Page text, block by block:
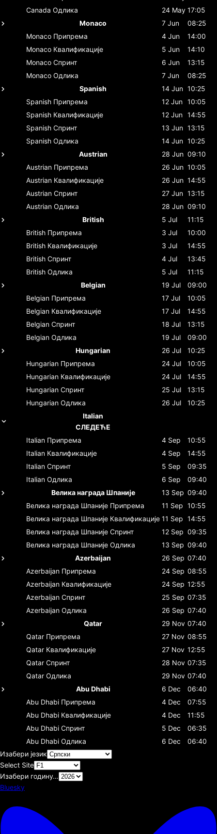
Canada Одлика 24 May 17:05
Monaco
7 Jun
08:25
Monaco Припрема 4 Jun
14:00
Monaco Квалификације 5 Jun
14:10
Monaco Спринт 6 Jun
13:15
Monaco Одлика 7 Jun
08:25
Spanish
14 Jun 10:25
Spanish Припрема 12 Jun 10:05
Spanish Квалификације 12 Jun 14:55
Spanish Спринт 13 Jun 13:15
Spanish Одлика 14 Jun 10:25
Austrian
28 Jun 09:10
Austrian Припрема 26 Jun 10:05
Austrian Квалификације 26 Jun 14:55
Austrian Спринт 27 Jun 13:15
Austrian Одлика 28 Jun 09:10
British
5 Jul
11:15
British Припрема 3 Jul
10:00
British Квалификације 3 Jul
14:55
British Спринт 4 Jul
13:45
British Одлика 5 Jul
11:15
Belgian
19 Jul
09:00
Belgian Припрема 17 Jul
10:05
Belgian Квалификације 17 Jul
14:55
Belgian Спринт 18 Jul
13:15
Belgian Одлика 19 Jul
09:00
Hungarian
26 Jul
10:25
Hungarian Припрема 24 Jul
10:05
Hungarian Квалификације 24 Jul
14:55
Hungarian Спринт 25 Jul
13:15
Hungarian Одлика 26 Jul
10:25
Italian
СЛЕДЕЋЕ
Italian Припрема 4 Sep
10:55
Italian Квалификације 4 Sep
14:55
Italian Спринт 5 Sep
09:35
Italian Одлика 6 Sep
09:40
Велика награда Шпаније
13 Sep 09:40
Велика награда Шпаније Припрема 11 Sep 10:55
Велика награда Шпаније Квалификације 11 Sep 14:55
Велика награда Шпаније Спринт 12 Sep 09:35
Велика награда Шпаније Одлика 13 Sep 09:40
Azerbaijan
26 Sep 07:40
Azerbaijan Припрема 24 Sep 08:55
Azerbaijan Квалификације 24 Sep 12:55
Azerbaijan Спринт 25 Sep 07:35
Azerbaijan Одлика 26 Sep 07:40
Qatar
29 Nov 07:40
Qatar Припрема 27 Nov 08:55
Qatar Квалификације 27 Nov 12:55
Qatar Спринт 28 Nov 07:35
Qatar Одлика 29 Nov 07:40
Abu Dhabi
6 Dec
06:40
Abu Dhabi Припрема 4 Dec
07:55
Abu Dhabi Квалификације 4 Dec
11:55
Abu Dhabi Спринт 5 Dec
06:35
Abu Dhabi Одлика 6 Dec
06:40
Изабери језик
Select Site
Изабери годину…
Bluesky